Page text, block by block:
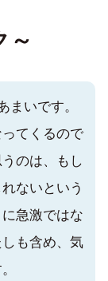
～
まいです。
てくるので
のは、もし
ないという
急激ではな
も含め、気